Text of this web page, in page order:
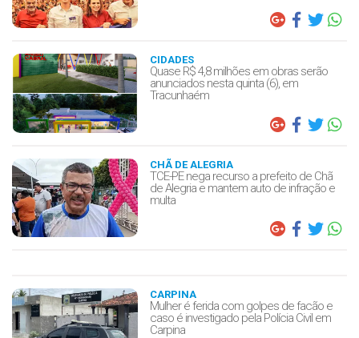
CIDADES
Quase R$ 4,8 milhões em obras serão
anunciados nesta quinta (6), em
Tracunhaém
CHÃ DE ALEGRIA
TCE-PE nega recurso a prefeito de Chã
de Alegria e mantem auto de infração e
multa
CARPINA
Mulher é ferida com golpes de facão e
caso é investigado pela Polícia Civil em
Carpina